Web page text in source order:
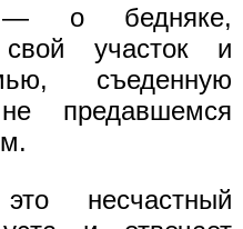
— о бедняке,
участок и
съеденную
предавшемся
несчастный